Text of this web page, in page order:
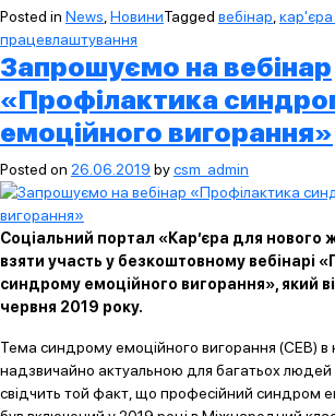
Posted in News НовиниTagged вебінар
працевлаштування
Запрошуємо на вебінар
«Профілактика
емоційного вигорання»
Posted on 26.06.2019 bycsm_admin
Соціальний портал «Кар’єра для нового
взяти участь у безкоштовному вебінарі
синдрому емоційного вигорання», який
червня 2019 року.
Тема синдрому емоційного вигорання (СЕВ) в
надзвичайно актуальною для багатьох людей
свідчить той факт, що професійний синдром